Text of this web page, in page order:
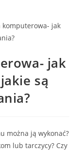
jak
są
można ją wykonać?
lub tarczycy? Czy